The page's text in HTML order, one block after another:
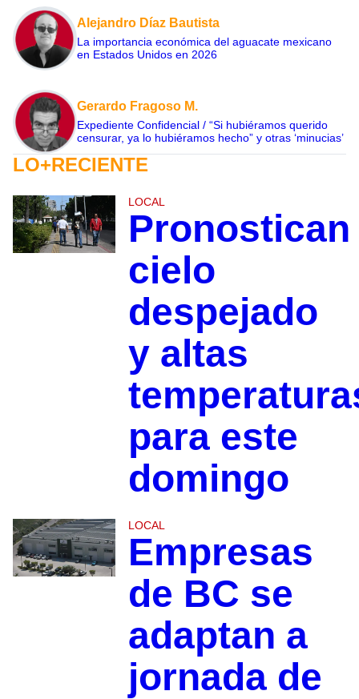
Alejandro Díaz Bautista
La importancia económica del aguacate mexicano
en Estados Unidos en 2026
Gerardo Fragoso M.
Expediente Confidencial / “Si hubiéramos querido
censurar, ya lo hubiéramos hecho” y otras ‘minucias’
LO+RECIENTE
LOCAL
Pronostican
cielo
despejado
y altas
para este
domingo
LOCAL
Empresas
de BC se
adaptan a
jornada de